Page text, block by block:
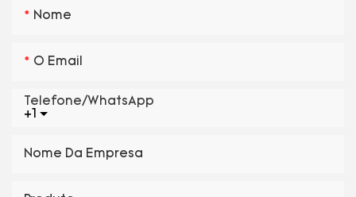
Nome
O Email
+1
Telefone/WhatsApp
Nome Da Empresa